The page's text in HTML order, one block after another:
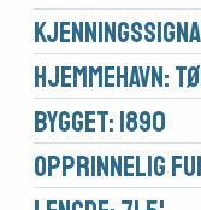
Hjemmehavn:
Bygget: 1890
Opprinnelig